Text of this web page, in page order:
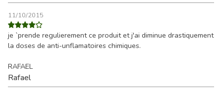
11/10/2015
je `prende regulierement ce produit et j'ai diminue drastiquement
la doses de anti-unflamatoires chimiques.
RAFAEL
Rafael